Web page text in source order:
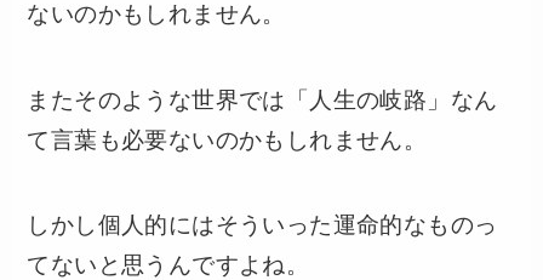
ないのかもしれません。
またそのような世界では「人生の岐路」なん
て言葉も必要ないのかもしれません。
しかし個人的にはそういった運命的なものっ
てないと思うんですよね。